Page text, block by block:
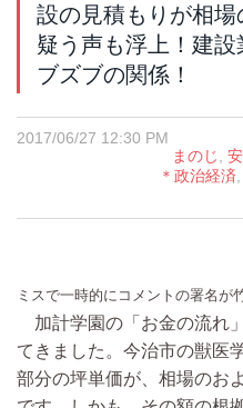
設の見積もりが相
疑う声も浮上！建
ブズブの関係！
2017/06/27 12:30 PM
まのじ
＊政治経済
ミスで一時的にコメントの署名が
加計学園の「お金の流れ
てきました。今治市の獣医
部分の坪単価が、相場のお